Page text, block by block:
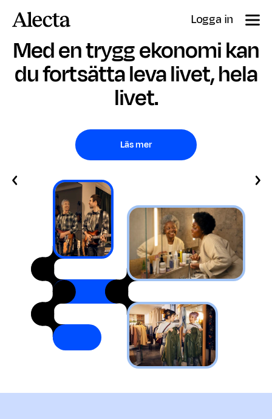
Logga in
Med en trygg ekonomi kan
du fortsätta leva livet, hela
livet.
Läs mer